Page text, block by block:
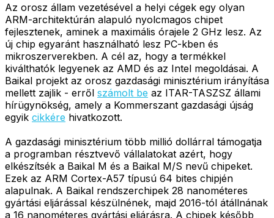
Az orosz állam vezetésével a helyi cégek egy olyan
ARM-architektúrán alapuló nyolcmagos chipet
fejlesztenek, aminek a maximális órajele 2 GHz lesz. Az
új chip egyaránt használható lesz PC-kben és
mikroszerverekben. A cél az, hogy a termékkel
kiválthatók legyenek az AMD és az Intel megoldásai. A
Baikal projekt az orosz gazdasági minisztérium irányítása
mellett zajlik - erről számolt be az ITAR-TASZSZ állami
hírügynökség, amely a Kommerszant gazdasági újság
egyik cikkére hivatkozott.
A gazdasági minisztérium több millió dollárral támogatja
a programban résztvevő vállalatokat azért, hogy
elkészítsék a Baikal M és a Baikal M/S nevű chipeket.
Ezek az ARM Cortex-A57 típusú 64 bites chipjén
alapulnak. A Baikal rendszerchipek 28 nanométeres
gyártási eljárással készülnének, majd 2016-tól átállnának
a 16 nanométeres gyártási eljárásra. A chipek később